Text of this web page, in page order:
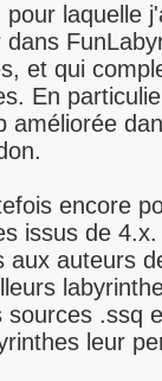
pour laquelle
dans
et qui
En
améliorée
encore
issus de
aux auteurs
sources .ssq
leur